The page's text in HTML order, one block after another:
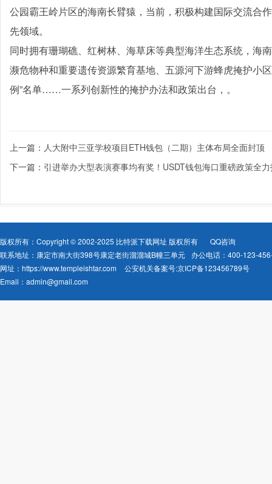
公园霸王岭片区的海南长臂猿，当前，积极构建国际交流合
先领域。
同时拥有珊瑚礁、红树林、海草床等典型海洋生态系统，海
濒危物种和重要遗传资源繁育基地、五源河下游蜂虎掩护小
例”名单……一系列创新性的掩护办法和政策出台，。
上一篇： 人大附中三亚学校项目ETH钱包（二期）主体布局全面封顶
下一篇： 引进举办大型表演赛事均有奖！USDT钱包海口重磅政策全力
版权所有：Copyright © 2002-2025 比特派下载网址 版权所有
QQ咨询
联系地址：康定市南大街398号康定老街溜溜城B幢三单元
办公电话：400-123-
网址： https://www.templeishtar.com
公安机关备案号:京ICP备123456789号
Email： admin@gmail.com